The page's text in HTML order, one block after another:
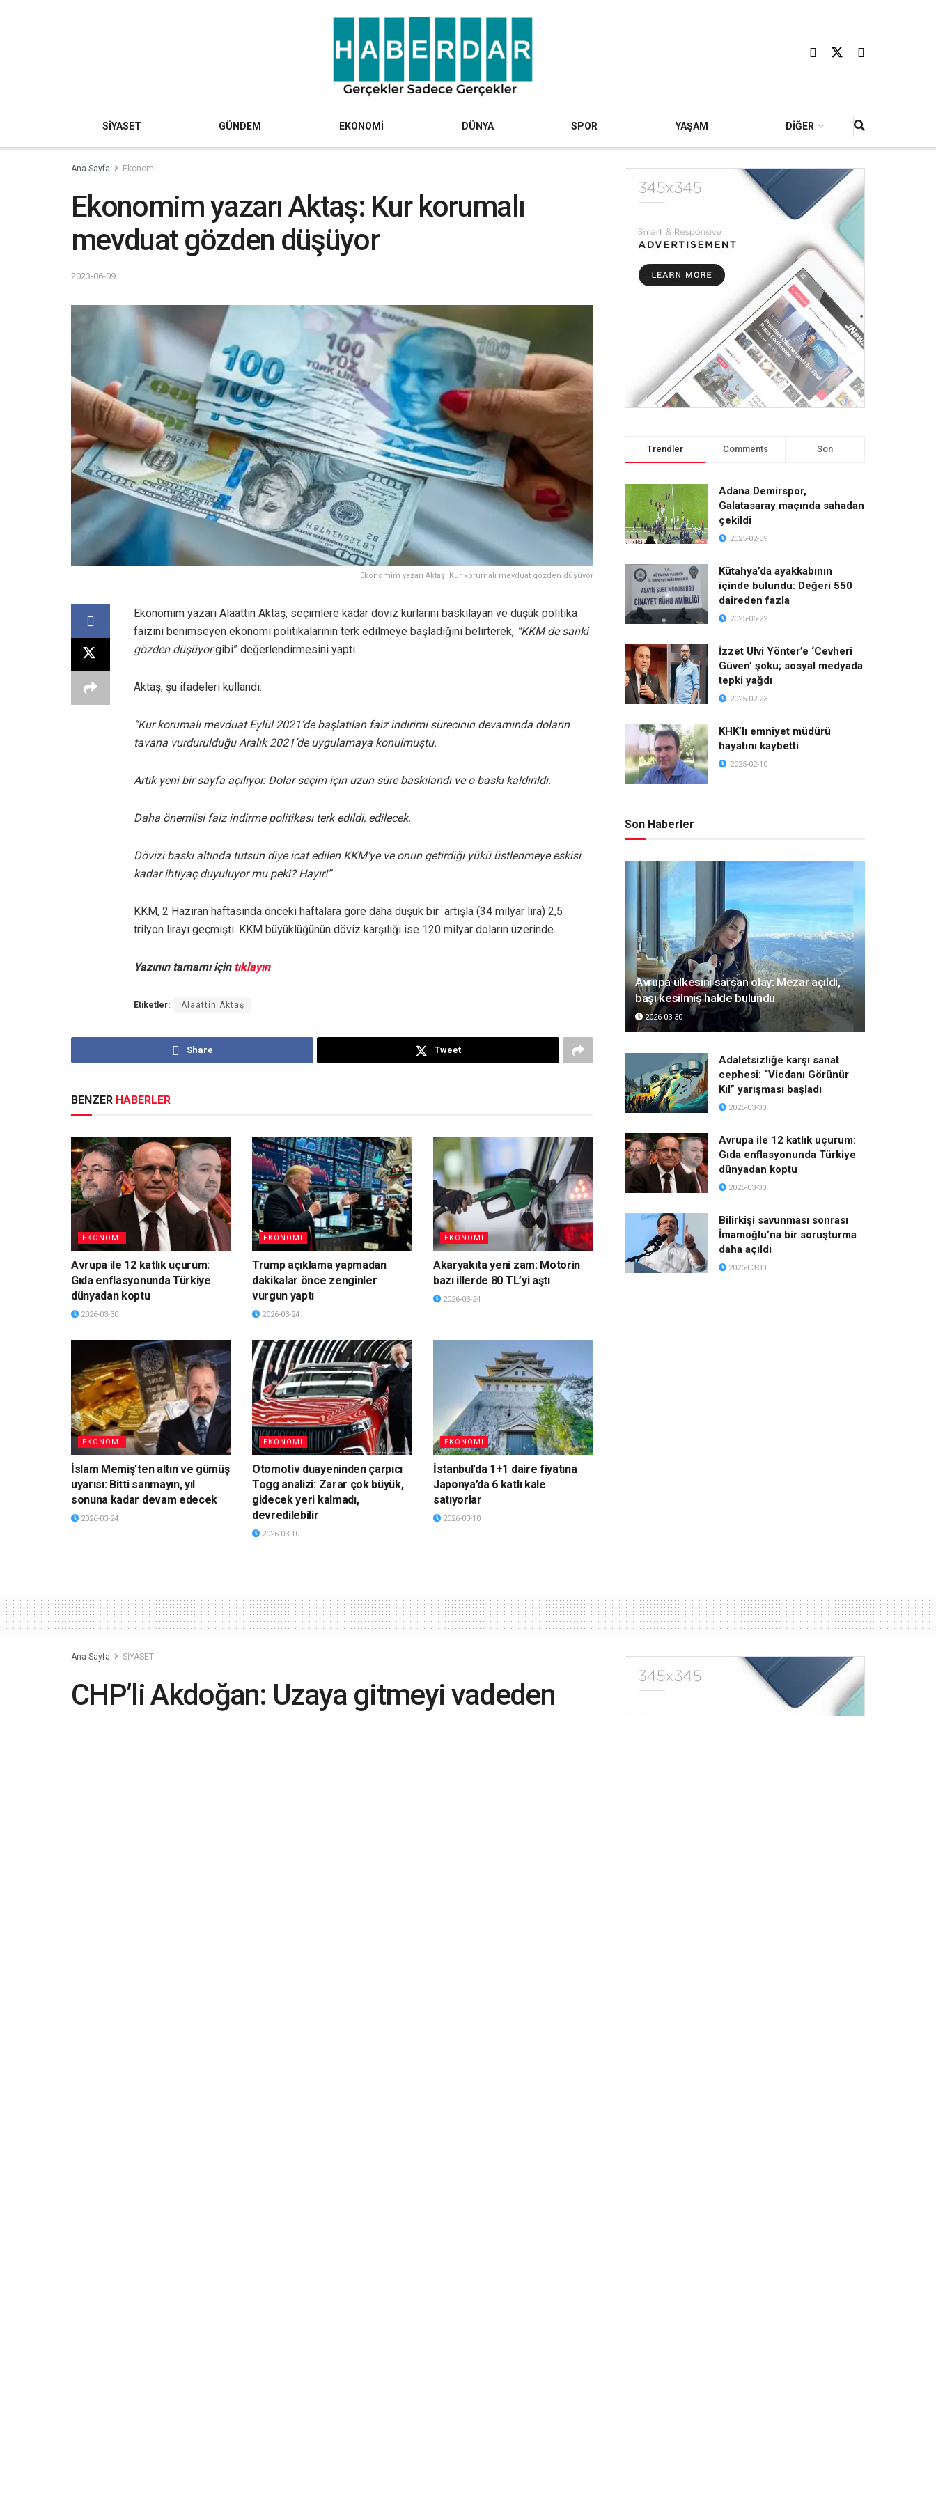
SİYASET GÜNDEM EKONOMİ DÜNYA SPOR YAŞAM DİĞER
Ana Sayfa Ekonomi
Ekonomim yazarı Aktaş: Kur korumalı
mevduat gözden düşüyor
2023-06-09
Ekonomim yazarı Aktaş: Kur korumalı mevduat gözden düşüyor
Ekonomim yazarı Alaattin Aktaş, seçimlere kadar döviz kurlarını baskılayan ve düşük politika
faizini benimseyen ekonomi politikalarının terk edilmeye başladığını belirterek, “KKM de sanki
gözden düşüyorgibi” değerlendirmesini yaptı.
Aktaş, şu ifadeleri kullandı:
“Kur korumalı mevduat Eylül 2021’de başlatılan faiz indirimi sürecinin devamında doların
tavana vurdurulduğu Aralık 2021’de uygulamaya konulmuştu.
Artık yeni bir sayfa açılıyor. Dolar seçim için uzun süre baskılandı ve o baskı kaldırıldı.
Daha önemlisi faiz indirme politikası terk edildi, edilecek.
Dövizi baskı altında tutsun diye icat edilen KKM’ye ve onun getirdiği yükü üstlenmeye eskisi
kadar ihtiyaç duyuluyor mu peki? Hayır!”
KKM, 2 Haziran haftasında önceki haftalara göre daha düşük bir artışla (34 milyar lira) 2,5
trilyon lirayı geçmişti. KKM büyüklüğünün döviz karşılığı ise 120 milyar doların üzerinde.
Yazının tamamı için tıklayın
Etiketler: Alaattin Aktaş
Share Tweet
BENZER HABERLER
EKONOMI
Avrupa ile 12 katlık uçurum:
Gıda enflasyonunda Türkiye
dünyadan koptu
2026-03-30
EKONOMI
Trump açıklama yapmadan
dakikalar önce zenginler
vurgun yaptı
2026-03-24
EKONOMI
Akaryakıta yeni zam: Motorin
bazı illerde 80 TL’yi aştı
2026-03-24
EKONOMI
İslam Memiş’ten altın ve gümüş
uyarısı: Bitti sanmayın, yıl
sonuna kadar devam edecek
2026-03-24
EKONOMI
Otomotiv duayeninden çarpıcı
Togg analizi: Zarar çok büyük,
gidecek yeri kalmadı,
devredilebilir
2026-03-10
EKONOMI
İstanbul’da 1+1 daire fiyatına
Japonya’da 6 katlı kale
satıyorlar
2026-03-10
Trendler Comments Son
Adana Demirspor,
Galatasaray maçında sahadan
çekildi
2025-02-09
Kütahya’da ayakkabının
içinde bulundu: Değeri 550
daireden fazla
2025-06-22
İzzet Ulvi Yönter’e ‘Cevheri
Güven’ şoku; sosyal medyada
tepki yağdı
2025-02-23
KHK’lı emniyet müdürü
hayatını kaybetti
2025-02-10
Son Haberler
Avrupa ülkesini sarsan olay: Mezar açıldı,
başı kesilmiş halde bulundu
2026-03-30
Adaletsizliğe karşı sanat
cephesi: “Vicdanı Görünür
Kıl” yarışması başladı
2026-03-30
Avrupa ile 12 katlık uçurum:
Gıda enflasyonunda Türkiye
dünyadan koptu
2026-03-30
Bilirkişi savunması sonrası
İmamoğlu’na bir soruşturma
daha açıldı
2026-03-30
Ana Sayfa SİYASET
CHP’li Akdoğan: Uzaya gitmeyi vadeden